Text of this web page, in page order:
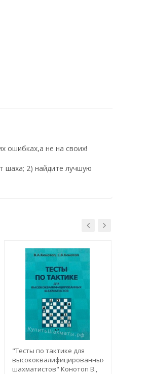
ошибках,а не на своих!
шаха; 2) найдите лучшую
"Тесты по тактике для
высококвалифицированных
шахматистов" Конотоп В.,